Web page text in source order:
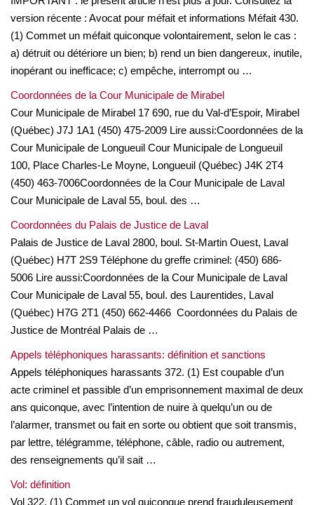
version récente : Avocat pour méfait et informations Méfait 430.
(1) Commet un méfait quiconque volontairement, selon le cas :
a) détruit ou détériore un bien; b) rend un bien dangereux, inutile,
inopérant ou inefficace; c) empêche, interrompt ou …
Coordonnées de la Cour Municipale de Mirabel
Cour Municipale de Mirabel 17 690, rue du Val-d’Espoir, Mirabel
(Québec) J7J 1A1 (450) 475-2009 Lire aussi:Coordonnées de la
Cour Municipale de Longueuil Cour Municipale de Longueuil
100, Place Charles-Le Moyne, Longueuil (Québec) J4K 2T4
(450) 463-7006Coordonnées de la Cour Municipale de Laval
Cour Municipale de Laval 55, boul. des …
Coordonnées du Palais de Justice de Laval
Palais de Justice de Laval 2800, boul. St-Martin Ouest, Laval
(Québec) H7T 2S9 Téléphone du greffe criminel: (450) 686-
5006 Lire aussi:Coordonnées de la Cour Municipale de Laval
Cour Municipale de Laval 55, boul. des Laurentides, Laval
(Québec) H7G 2T1 (450) 662-4466 Coordonnées du Palais de
Justice de Montréal Palais de …
Appels téléphoniques harassants: définition et sanctions
Appels téléphoniques harassants 372. (1) Est coupable d’un
acte criminel et passible d’un emprisonnement maximal de deux
ans quiconque, avec l’intention de nuire à quelqu’un ou de
l’alarmer, transmet ou fait en sorte ou obtient que soit transmis,
par lettre, télégramme, téléphone, câble, radio ou autrement,
des renseignements qu’il sait …
Vol: définition
Vol 322. (1) Commet un vol quiconque prend frauduleusement